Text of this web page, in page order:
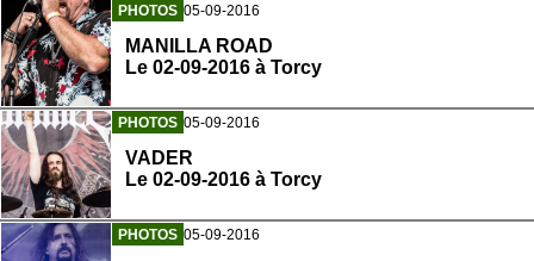
PHOTOS 05-09-2016
MANILLA ROAD
Le 02-09-2016 à Torcy
PHOTOS 05-09-2016
VADER
Le 02-09-2016 à Torcy
PHOTOS 05-09-2016